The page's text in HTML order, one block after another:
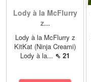
Lody à la McFlurry
z...
Lody à la McFlurry z
KitKat (Ninja Creami)
Lody à la... ⇖ 21